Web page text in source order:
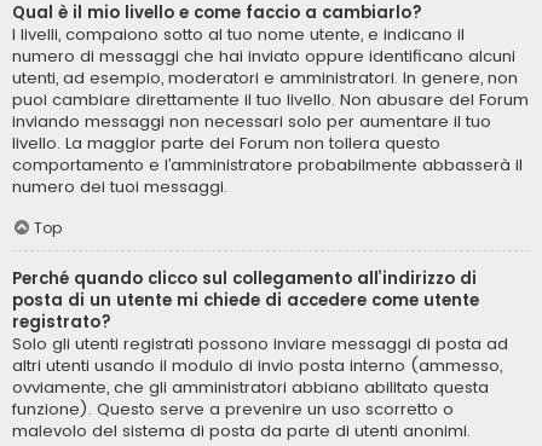
Qual è il mio livello e come faccio a cambiarlo?
I livelli, compaiono sotto al tuo nome utente, e indicano il
numero di messaggi che hai inviato oppure identificano alcuni
utenti, ad esempio, moderatori e amministratori. In genere, non
puoi cambiare direttamente il tuo livello. Non abusare del Forum
inviando messaggi non necessari solo per aumentare il tuo
livello. La maggior parte dei Forum non tollera questo
comportamento e l’amministratore probabilmente abbasserà il
numero dei tuoi messaggi.
Top
Perché quando clicco sul collegamento all’indirizzo di
posta di un utente mi chiede di accedere come utente
registrato?
Solo gli utenti registrati possono inviare messaggi di posta ad
altri utenti usando il modulo di invio posta interno (ammesso,
ovviamente, che gli amministratori abbiano abilitato questa
funzione). Questo serve a prevenire un uso scorretto o
malevolo del sistema di posta da parte di utenti anonimi.